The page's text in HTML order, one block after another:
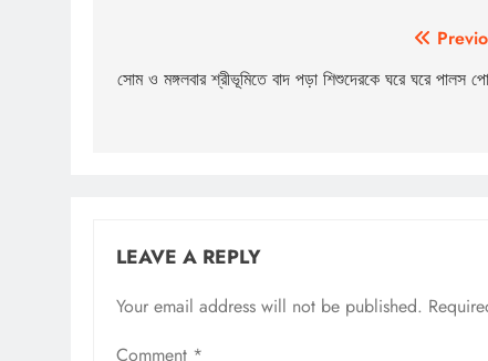
navigation
সোম ও মঙ্গলবার শ্রীভূমিতে বাদ পড়া শিশুদেরকে ঘরে ঘরে পালস
LEAVE A REPLY
Your email address will not be published.
Comment *